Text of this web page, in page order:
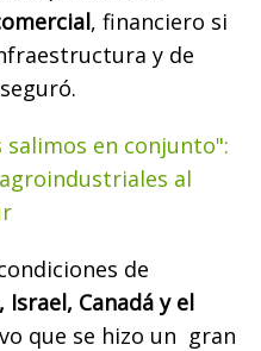
, financiero si
y de
salimos en conjunto":
al
de
Israel, Canadá y el
que se hizo un gran